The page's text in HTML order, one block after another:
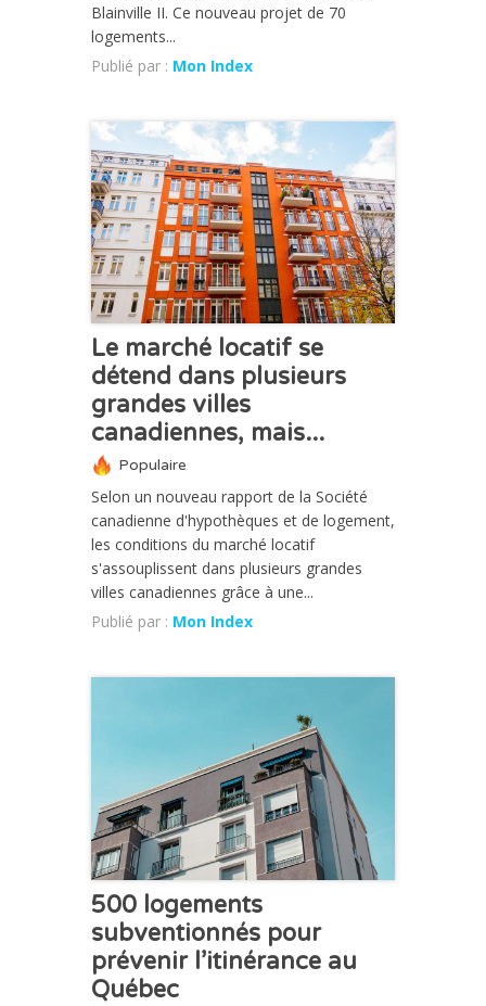
Blainville II. Ce nouveau projet de 70
logements...
Publié par : Mon Index
ACTUALITÉ
Le marché locatif se
détend dans plusieurs
grandes villes
canadiennes, mais...
Populaire
Selon un nouveau rapport de la Société
canadienne d'hypothèques et de logement,
les conditions du marché locatif
s'assouplissent dans plusieurs grandes
villes canadiennes grâce à une...
Publié par : Mon Index
500 logements
subventionnés pour
prévenir l’itinérance au
Québec